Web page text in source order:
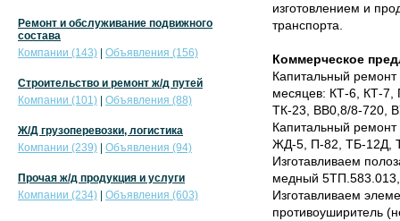
изготовлением и
транспорта.
Коммерческое
Капитальный ремонт
месяцев: КТ-6, КТ-
ТК-23, ВВ0,8/8-720,
Капитальный ремонт
ЖД-5, П-82, ТБ-12Д,
Изготавливаем
медный
Изготавливаем
противоуширитель
Ремонт и обслуживание подвижного
состава
Компании (143)
Объявления (156)
Строительство и ремонт ж/д путей
Компании (101)
Объявления (88)
Ж/Д грузоперевозки, логистика
Компании (239)
Объявления (94)
Прочая ж/д продукция и услуги
Компании (234)
Объявления (603)